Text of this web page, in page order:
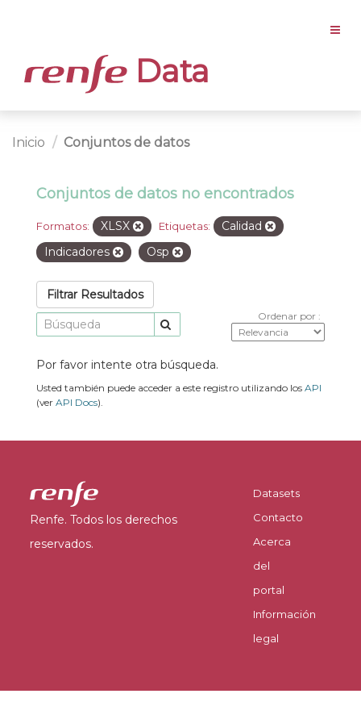
Data
Inicio Conjuntos de datos
Conjuntos de datos no encontrados
Formatos: XLSX Etiquetas:
Calidad
Indicadores
Osp
Filtrar Resultados
Ordenar por
Por favor intente otra búsqueda.
Usted también puede acceder a este registro utilizando los API
(ver API Docs).
Renfe. Todos los derechos
reservados.
Datasets
Contacto
Acerca
del
portal
Información
legal